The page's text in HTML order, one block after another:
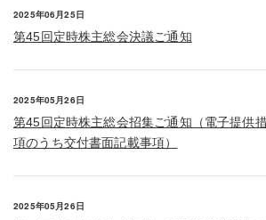
2025年06月25日
第45回定時株主総会決議ご通知
2025年05月26日
第45回定時株主総会招集ご通知（電子提供
項のうち交付書面記載事項）
2025年05月26日